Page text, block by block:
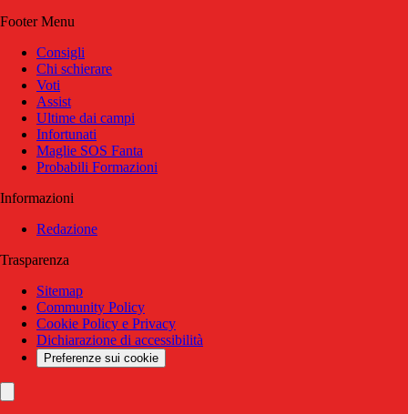
Footer Menu
Consigli
Chi schierare
Voti
Assist
Ultime dai campi
Infortunati
Maglie SOS Fanta
Probabili Formazioni
Informazioni
Redazione
Trasparenza
Sitemap
Community Policy
Cookie Policy e Privacy
Dichiarazione di accessibilità
Preferenze sui cookie